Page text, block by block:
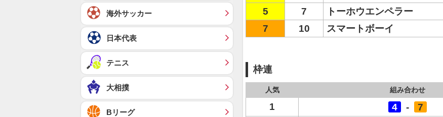
5
7 トーホウエンペラー
7
10 スマートボーイ
枠連
人気 組み合わせ
1 4 - 7
海外サッカー
日本代表
テニス
大相撲
Bリーグ